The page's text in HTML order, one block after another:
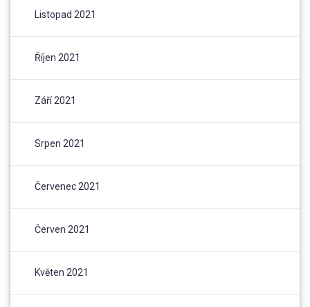
Listopad 2021
Říjen 2021
Září 2021
Srpen 2021
Červenec 2021
Červen 2021
Květen 2021